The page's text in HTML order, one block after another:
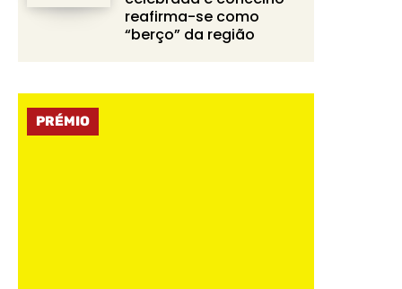
reafirma-se como
“berço” da região
PRÉMIO